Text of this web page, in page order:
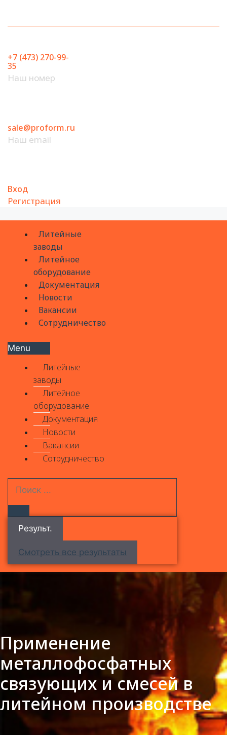
+7 (473) 270-99-
35
Наш номер
sale@proform.ru
Наш email
Вход
Регистрация
Литейные
заводы
Литейное
оборудование
Документация
Новости
Вакансии
Сотрудничество
Menu
Литейные
заводы
Литейное
оборудование
Документация
Новости
Вакансии
Сотрудничество
Результ.
Смотреть все результаты
Применение
металлофосфатных
связующих и смесей в
литейном производстве